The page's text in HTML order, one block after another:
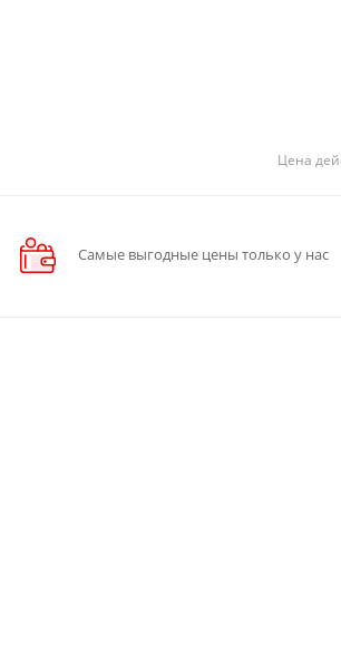
Цена
Самые выгодные цены только у нас